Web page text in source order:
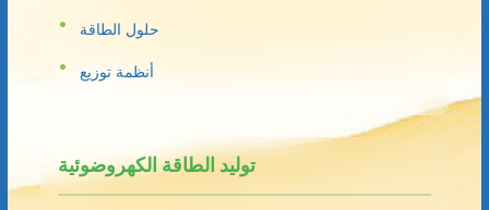
حلول الطاقة
أنظمة توزيع
توليد الطاقة الكهروضوئية